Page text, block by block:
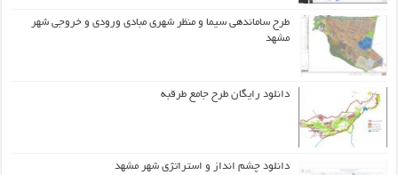
طرح ساماندهی سیما و منظر شهری مبادی ورودی و خروجی شهر
مشهد
دانلود رایگان طرح جامع طرقبه
دانلود چشم انداز و استراتژی شهر مشهد